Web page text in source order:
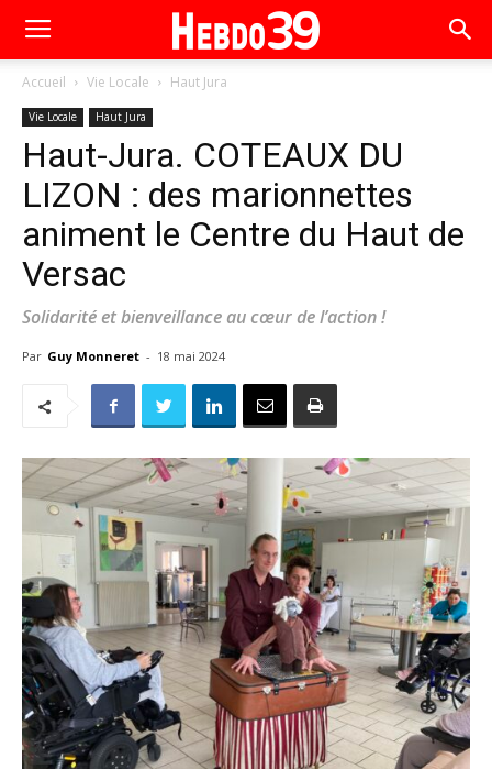
Accueil Vie Locale Haut Jura
Vie Locale Haut Jura
Haut-Jura. COTEAUX DU
LIZON : des marionnettes
animent le Centre du Haut de
Versac
Solidarité et bienveillance au cœur de l’action !
Par Guy Monneret - 18 mai 2024